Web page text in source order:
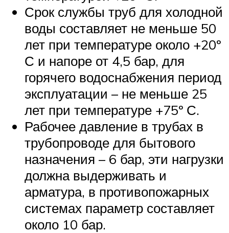
Срок службы труб для холодной
воды составляет не меньше 50
лет при температуре около +20º
С и напоре от 4,5 бар, для
горячего водоснабжения период
эксплуатации – не меньше 25
лет при температуре +75º С.
Рабочее давление в трубах в
трубопроводе для бытового
назначения – 6 бар, эти нагрузки
должна выдерживать и
арматура, в противопожарных
системах параметр составляет
около 10 бар.